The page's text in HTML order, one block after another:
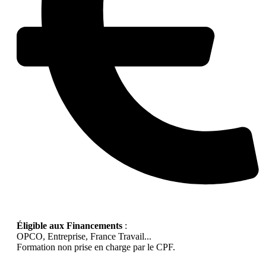
Éligible aux Financements :
OPCO, Entreprise, France Travail...
Formation non prise en charge par le CPF.